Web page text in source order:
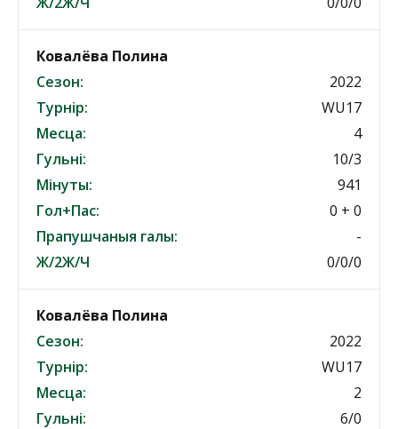
Ковалёва Полина
Сезон:
2022
Турнір:
WU17
Месца:
4
Гульні:
10/3
Мінуты:
941
Гол+Пас:
0 + 0
Прапушчаныя галы:
-
Ж/2Ж/Ч
0/0/0
Ковалёва Полина
Сезон:
2022
Турнір:
WU17
Месца:
2
Гульні:
6/0